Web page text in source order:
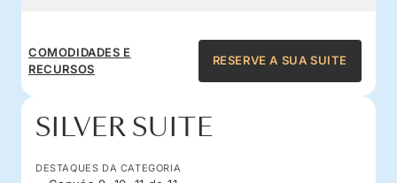
COMODIDADES E
RECURSOS
RESERVE A SUA SUITE
SILVER SUITE
DESTAQUES DA CATEGORIA